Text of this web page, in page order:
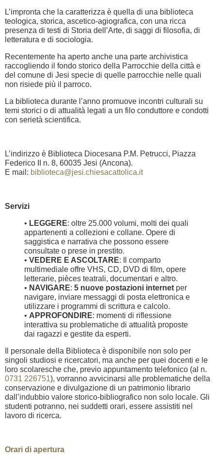
L’impronta che la caratterizza è quella di una biblioteca
teologica, storica, ascetico-agiografica, con una ricca
presenza di testi di Storia dell’Arte, di saggi di filosofia, di
letteratura e di sociologia.
Recentemente ha aperto anche una parte archivistica
raccogliendo il fondo storico della Parrocchie della città e
del comune di Jesi specie di quelle parrocchie nelle quali
non risiede più il parroco.
La biblioteca durante l’anno promuove incontri culturali su
temi storici o di attualità legati a un filo conduttore e condotti
con serietà scientifica.
L’indirizzo è Biblioteca Diocesana P.M. Petrucci, Piazza
Federico II n. 8, 60035 Jesi (Ancona).
E mail: biblioteca@jesi.chiesacattolica.it
Servizi
• LEGGERE: oltre 25.000 volumi, molti dei quali
appartenenti a collezioni e collane. Opere di
saggistica e narrativa che possono essere
consultate o prese in prestito.
• VEDERE E ASCOLTARE: Il comparto
multimediale offre VHS, CD, DVD di film, opere
letterarie, pièces teatrali, documentari e altro.
• NAVIGARE: 5 nuove postazioni internet per
navigare, inviare messaggi di posta elettronica e
utilizzare i programmi di scrittura e calcolo.
• APPROFONDIRE: momenti di riflessione
interattiva su problematiche di attualità proposte
dai ragazzi e gestite da esperti.
Il personale della Biblioteca è disponibile non solo per
singoli studiosi e ricercatori, ma anche per quei docenti e le
loro scolaresche che, previo appuntamento telefonico (al n.
0731 226751), vorranno avvicinarsi alle problematiche della
conservazione e divulgazione di un patrimonio librario
dall’indubbio valore storico-bibliografico non solo locale. Gli
studenti potranno, nei suddetti orari, essere assistiti nel
lavoro di ricerca.
Orari di apertura